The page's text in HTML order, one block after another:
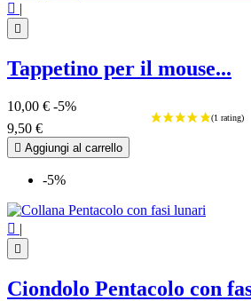
 |

Tappetino per il mouse...
10,00 € -5%
9,50 €
 Aggiungi al carrello
-5%
 |

Ciondolo Pentacolo con